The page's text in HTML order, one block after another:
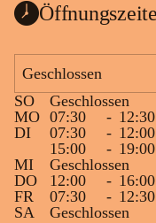
Geschlossen
SO
Geschlossen
MO 07:30 - 12:30
DI
07:30 - 12:00
15:00
- 19:00
MI
Geschlossen
DO
12:00 - 16:00
FR
07:30 - 12:30
SA
Geschlossen